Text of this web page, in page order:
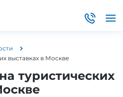
выставках в Москве
туристических